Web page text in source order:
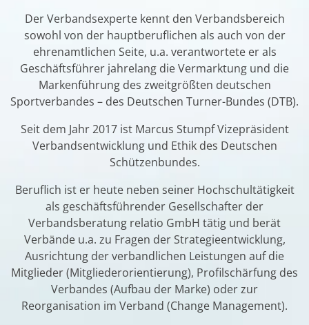
Der Verbandsexperte kennt den Verbandsbereich
sowohl von der hauptberuflichen als auch von der
ehrenamtlichen Seite, u.a. verantwortete er als
Geschäftsführer jahrelang die Vermarktung und die
Markenführung des zweitgrößten deutschen
Sportverbandes – des Deutschen Turner-Bundes (DTB).
Seit dem Jahr 2017 ist Marcus Stumpf Vizepräsident
Verbandsentwicklung und Ethik des Deutschen
Schützenbundes.
Beruflich ist er heute neben seiner Hochschultätigkeit
als geschäftsführender Gesellschafter der
Verbandsberatung relatio GmbH tätig und berät
Verbände u.a. zu Fragen der Strategieentwicklung,
Ausrichtung der verbandlichen Leistungen auf die
Mitglieder (Mitgliederorientierung), Profilschärfung des
Verbandes (Aufbau der Marke) oder zur
Reorganisation im Verband (Change Management).